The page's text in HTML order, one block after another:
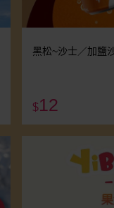
黑松~沙士／加鹽
$12